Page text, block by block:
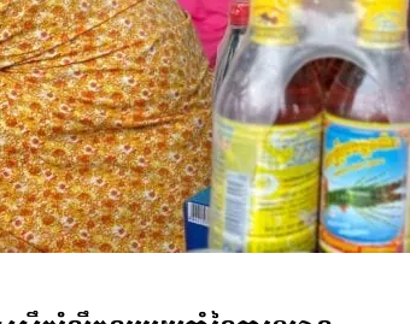
មាស នី
ងកម្ពុជា
វិនិយោគិន
ារៈសំខាន់
យនោះទេ
បន្ថែមថា៖
រំពឹងទុក។ ដល់
មកប្រើនៅ
ានប្រថុយ